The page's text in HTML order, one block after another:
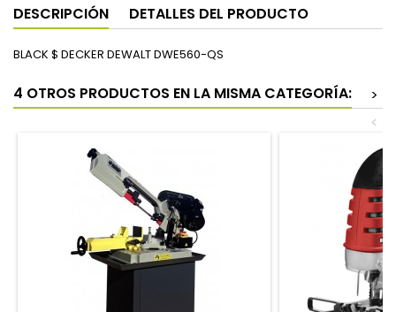
DESCRIPCIÓN DETALLES DEL PRODUCTO
BLACK $ DECKER DEWALT DWE560-QS
4 OTROS PRODUCTOS EN LA MISMA CATEGORÍA:
>
<